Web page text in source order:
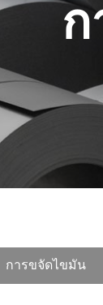
ก
การขจัดไขมัน